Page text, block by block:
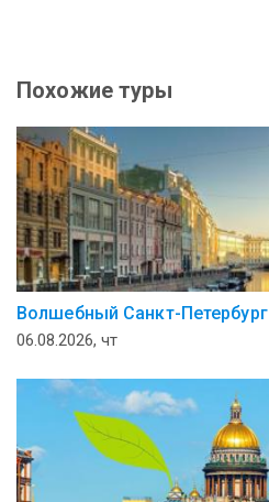
Похожие туры
Волшебный Санкт-Петербург
06.08.2026, чт